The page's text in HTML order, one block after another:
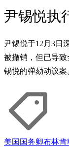
尹锡悦执
尹锡悦于12月3日
被撤销，但已导
锡悦的弹劾动议案
美国国务卿布林肯